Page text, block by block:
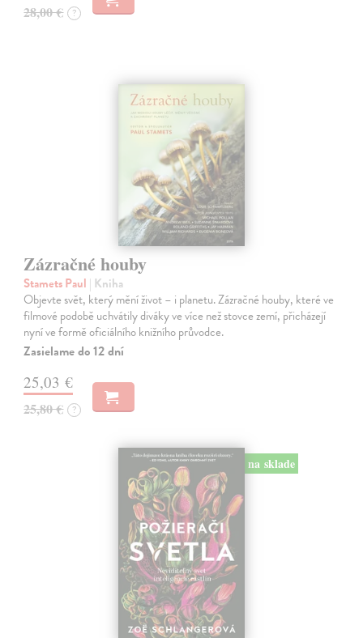
28,00 € ?
Zázračné houby
Stamets Paul | Kniha
Objevte svět, který mění život – i planetu. Zázračné houby, které ve
filmové podobě uchvátily diváky ve více než stovce zemí, přicházejí
nyní ve formě oficiálního knižního průvodce.
Zasielame do 12 dní
25,03 €
25,80 € ?
na sklade